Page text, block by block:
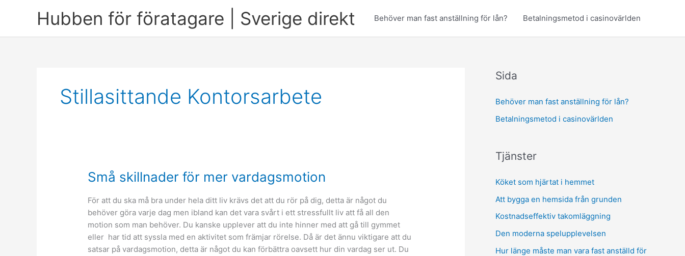
Hubben för föratagare | Sverige direkt Behöver man fast anställning för lån? Betalningsmetod i casinovärlden
Stillasittande Kontorsarbete
Små skillnader för mer vardagsmotion
För att du ska må bra under hela ditt liv krävs det att du rör på dig, detta är något du
behöver göra varje dag men ibland kan det vara svårt i ett stressfullt liv att få all den
motion som man behöver. Du kanske upplever att du inte hinner med att gå till gymmet
eller har tid att syssla med en aktivitet som främjar rörelse. Då är det ännu viktigare att du
satsar på vardagsmotion, detta är något du kan förbättra oavsett hur din vardag ser ut. Du
Sida
Behöver man fast anställning för lån?
Betalningsmetod i casinovärlden
Tjänster
Köket som hjärtat i hemmet
Att bygga en hemsida från grunden
Kostnadseffektiv takomläggning
Den moderna spelupplevelsen
Hur länge måste man vara fast anställd för